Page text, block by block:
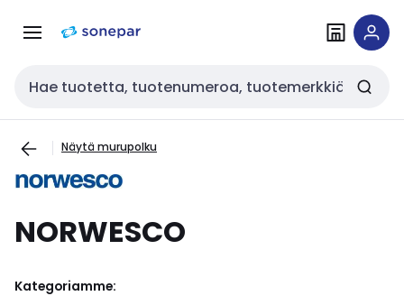
navigointiinsisältöön
Haku
Näytä murupolku
NORWESCO
Kategoriamme: